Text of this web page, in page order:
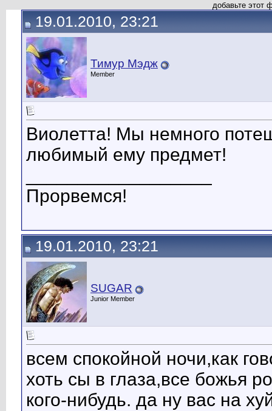
добавьте этот
19.01.2010, 23:21
Тимур Мэдж
Member
Виолетта! Мы немного
любимый ему предмет!
Прорвемся!
19.01.2010, 23:21
SUGAR
Junior Member
всем спокойной ночи,как
хоть сы в глаза,все божья
кого-нибудь. да ну вас на